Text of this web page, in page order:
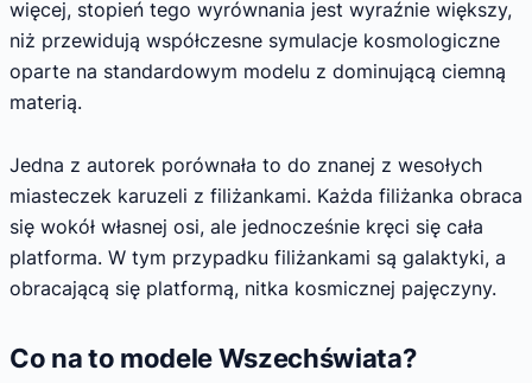
więcej, stopień tego wyrównania jest wyraźnie większy,
niż przewidują współczesne symulacje kosmologiczne
oparte na standardowym modelu z dominującą ciemną
materią.
Jedna z autorek porównała to do znanej z wesołych
miasteczek karuzeli z filiżankami. Każda filiżanka obraca
się wokół własnej osi, ale jednocześnie kręci się cała
platforma. W tym przypadku filiżankami są galaktyki, a
obracającą się platformą, nitka kosmicznej pajęczyny.
Co na to modele Wszechświata?